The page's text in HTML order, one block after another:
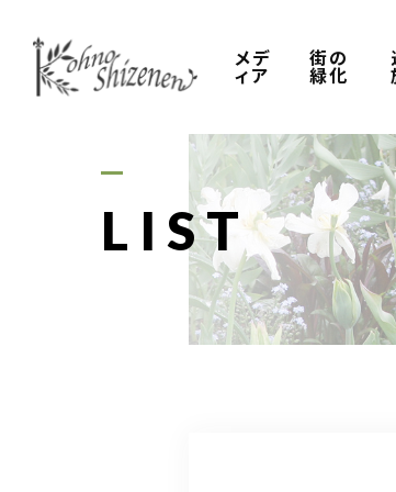
メデ
ィア
街の
緑化
LIST